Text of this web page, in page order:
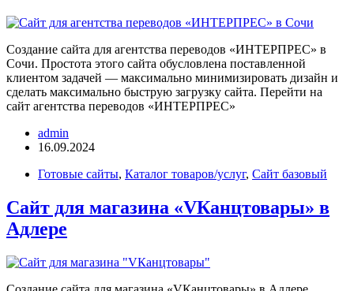
Создание сайта для агентства переводов «ИНТЕРПРЕС» в
Сочи. Простота этого сайта обусловлена поставленной
клиентом задачей — максимально минимизировать дизайн и
сделать максимально быструю загрузку сайта. Перейти на
сайт агентства переводов «ИНТЕРПРЕС»
admin
16.09.2024
Готовые сайты, Каталог товаров/услуг, Сайт базовый
Сайт для магазина «VКанцтовары» в
Адлере